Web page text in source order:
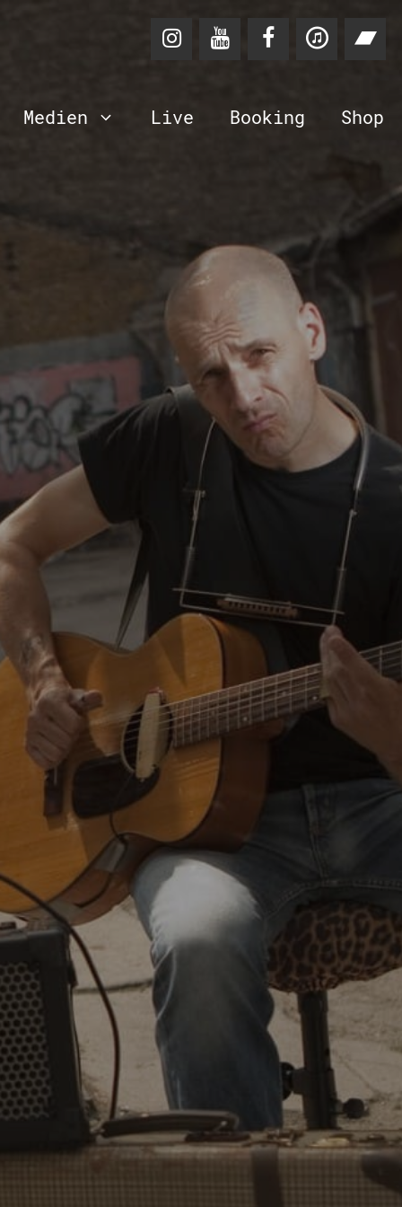
Medien Live Booking Shop